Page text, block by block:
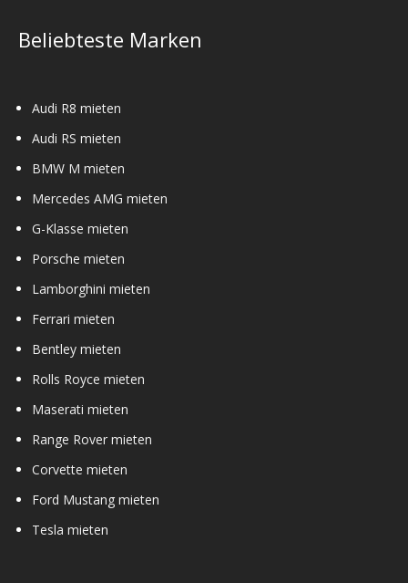
Beliebteste Marken
Audi R8 mieten
Audi RS mieten
BMW M mieten
Mercedes AMG mieten
G-Klasse mieten
Porsche mieten
Lamborghini mieten
Ferrari mieten
Bentley mieten
Rolls Royce mieten
Maserati mieten
Range Rover mieten
Corvette mieten
Ford Mustang mieten
Tesla mieten